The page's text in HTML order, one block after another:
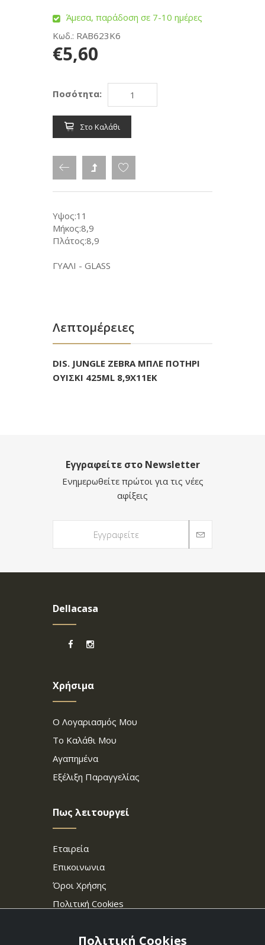
Άμεσα, παράδοση σε 7-10 ημέρες
Κωδ.: RAB623K6
€5,60
Ποσότητα:
Στο Καλάθι
Υψος:11
Μήκος:8,9
Πλάτος:8,9
ΓΥΑΛΙ - GLASS
Λεπτομέρειες
DIS. JUNGLE ZEBRA ΜΠΛΕ ΠΟΤΗΡΙ
ΟΥΙΣΚΙ 425ML 8,9X11EK
Εγγραφείτε στο Newsletter
Ενημερωθείτε πρώτοι για τις νέες
αφίξεις
Dellacasa
Χρήσιμα
Ο Λογαριασμός Μου
Το Καλάθι Μου
Αγαπημένα
Εξέλιξη Παραγγελίας
Πως λειτουργεί
Εταιρεία
Επικοινωνια
Όροι Χρήσης
Πολιτική Cookies
Πολιτική Cookies